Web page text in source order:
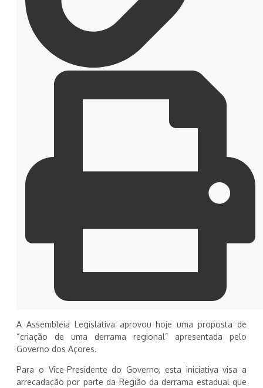
A Assembleia Legislativa aprovou hoje uma proposta de
“criação de uma derrama regional” apresentada pelo
Governo dos Açores.
Para o Vice-Presidente do Governo, esta iniciativa visa a
arrecadação por parte da Região da derrama estadual que